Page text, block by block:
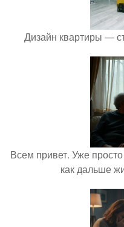
Дизайн квартиры —
Всем привет. Уже
как дальше